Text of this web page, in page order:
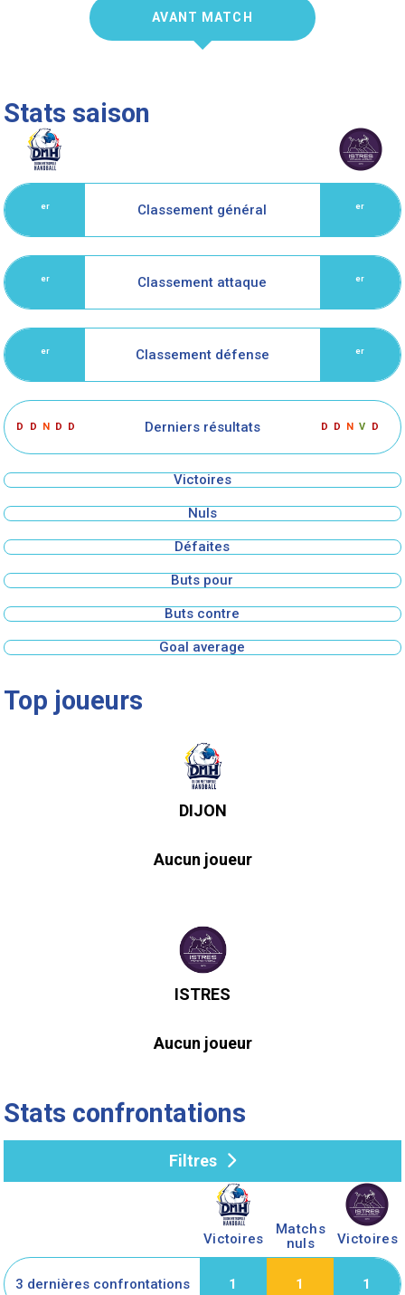
AVANT MATCH
Stats saison
er Classement général er
er Classement attaque er
er Classement défense er
D D N D D Derniers résultats D D N V D
Victoires
Nuls
Défaites
Buts pour
Buts contre
Goal average
Top joueurs
DIJON
Aucun joueur
ISTRES
Aucun joueur
Stats confrontations
Filtres
Victoires
Matchs
nuls
Victoires
3 dernières confrontations 1 1 1